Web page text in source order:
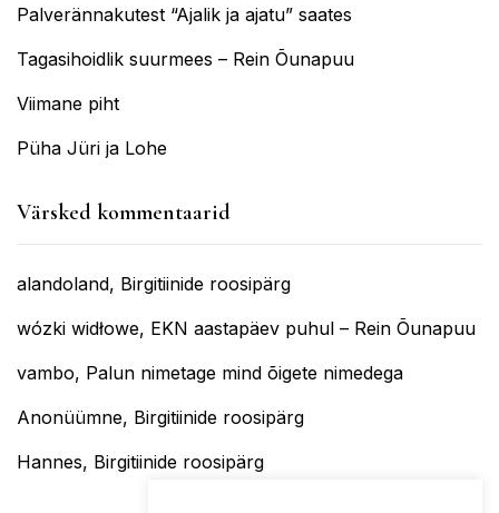
Palverännakutest “Ajalik ja ajatu” saates
Tagasihoidlik suurmees – Rein Õunapuu
Viimane piht
Püha Jüri ja Lohe
Värsked kommentaarid
alandoland, Birgitiinide roosipärg
wózki widłowe, EKN aastapäev puhul – Rein Õunapuu
vambo, Palun nimetage mind õigete nimedega
Anonüümne, Birgitiinide roosipärg
Hannes, Birgitiinide roosipärg